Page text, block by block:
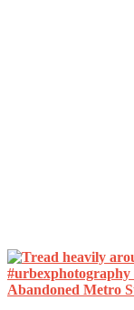
Abandoned Metro